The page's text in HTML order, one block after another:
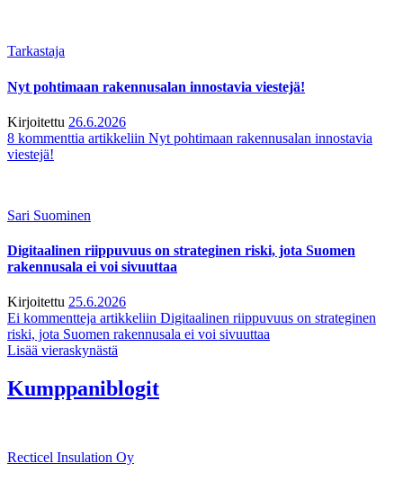
Tarkastaja
Nyt pohtimaan rakennusalan innostavia viestejä!
Kirjoitettu 26.6.2026
8 kommenttia artikkeliin Nyt pohtimaan rakennusalan innostavia
viestejä!
Sari Suominen
Digitaalinen riippuvuus on strateginen riski, jota Suomen
rakennusala ei voi sivuuttaa
Kirjoitettu 25.6.2026
Ei kommentteja artikkeliin Digitaalinen riippuvuus on strateginen
riski, jota Suomen rakennusala ei voi sivuuttaa
Lisää vieraskynästä
Kumppaniblogit
Recticel Insulation Oy